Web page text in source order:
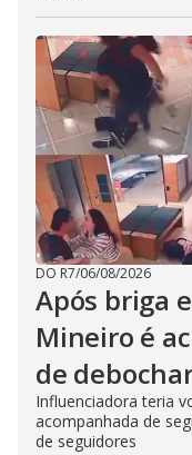
DO R7/06/08/2026
Após briga
Mineiro é
de
Influenciadora teria
acompanhada de
de seguidores